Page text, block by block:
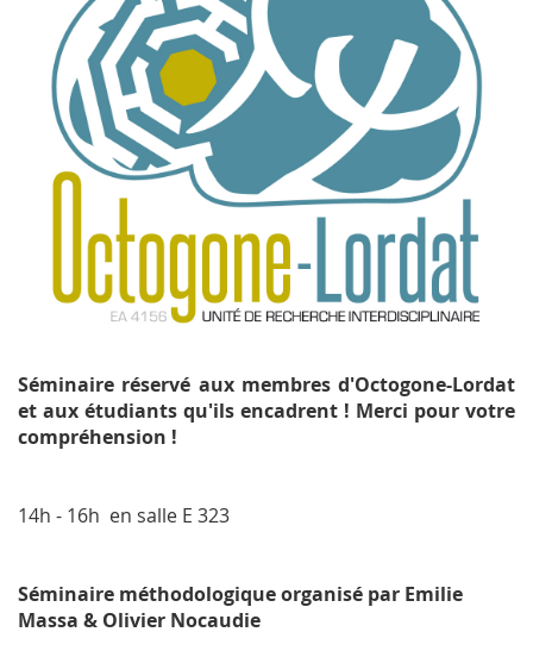
Séminaire réservé aux membres d'Octogone-Lordat
et aux étudiants qu'ils encadrent ! Merci pour votre
compréhension !
14h - 16h en salle E 323
Séminaire méthodologique organisé par Emilie
Massa & Olivier Nocaudie